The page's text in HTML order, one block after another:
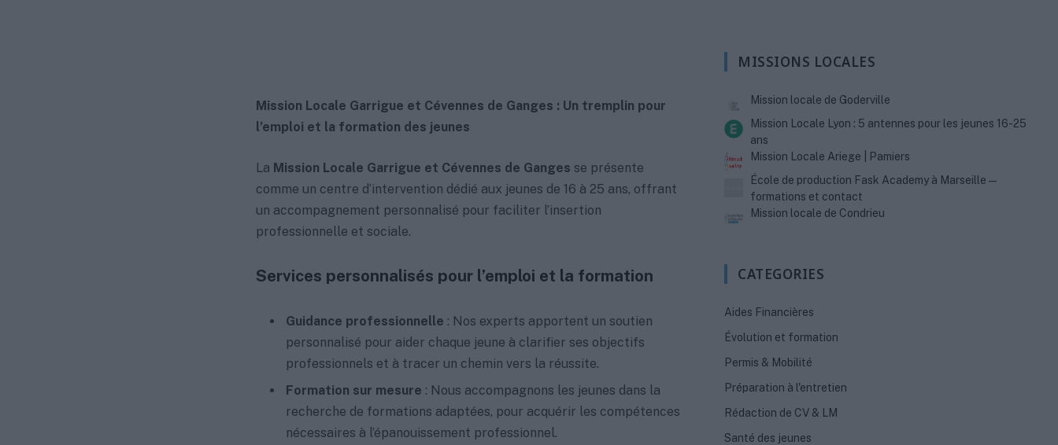
Mission Locale Garrigue et Cévennes de Ganges : Un tremplin pour
l’emploi et la formation des jeunes
La Mission Locale Garrigue et Cévennes de Ganges se présente
comme un centre d’intervention dédié aux jeunes de 16 à 25 ans, offrant
un accompagnement personnalisé pour faciliter l’insertion
professionnelle et sociale.
Services personnalisés pour l’emploi et la formation
Guidance professionnelle : Nos experts apportent un soutien
personnalisé pour aider chaque jeune à clarifier ses objectifs
professionnels et à tracer un chemin vers la réussite.
Formation sur mesure : Nous accompagnons les jeunes dans la
recherche de formations adaptées, pour acquérir les compétences
nécessaires à l’épanouissement professionnel.
MISSIONS LOCALES
Mission locale de Goderville
Mission Locale Lyon : 5 antennes pour les jeunes 16-25
ans
Mission Locale Ariege | Pamiers
École de production Fask Academy à Marseille —
formations et contact
Mission locale de Condrieu
CATEGORIES
Aides Financières
Évolution et formation
Permis & Mobilité
Préparation à l'entretien
Rédaction de CV & LM
Santé des jeunes